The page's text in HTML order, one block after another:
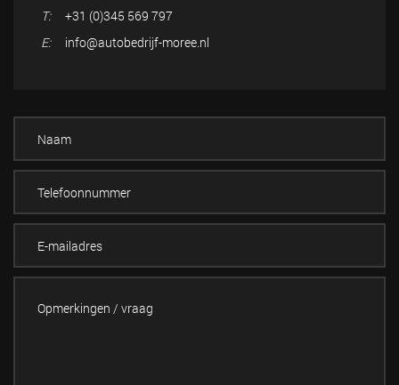
T:
+31 (0)345 569 797
E:
info@autobedrijf-moree.nl